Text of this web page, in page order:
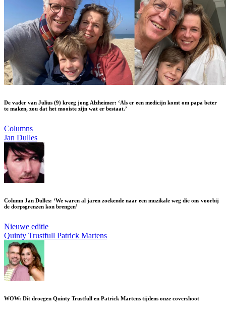
De vader van Julius (9) kreeg jong Alzheimer: ‘Als er een medicijn komt om papa beter
te maken, zou dat het mooiste zijn wat er bestaat.’
Columns
Jan Dulles
Column Jan Dulles: ‘We waren al jaren zoekende naar een muzikale weg die ons voorbij
de dorpsgrenzen kon brengen’
Nieuwe editie
Quinty Trustfull Patrick Martens
WOW: Dít droegen Quinty Trustfull en Patrick Martens tijdens onze covershoot